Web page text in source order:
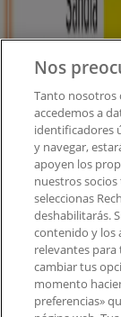
Contacto
Tienda
Notificar
aplicación?
Índices
Nos
Tanto nosotros
accedemos a
identificadores
y navegar,
apoyen los
nuestros
seleccionas
deshabilitarás.
contenido y los
relevantes para
cambiar tus
momento
preferencias»